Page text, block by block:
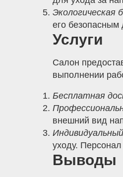
Экологическая
его
Услуги
Салон
выполнении
Бесплатная
внешний вид
уходу.
Выводы